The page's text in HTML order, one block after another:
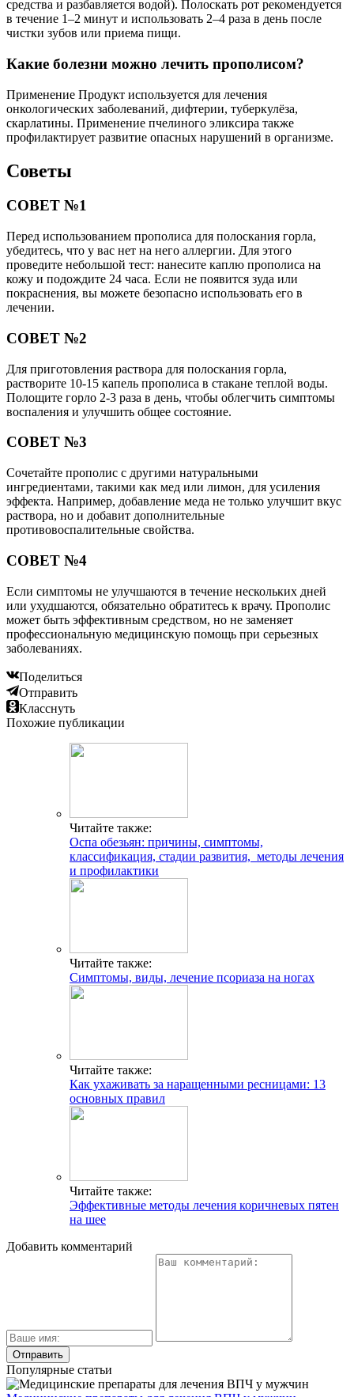
средства и разбавляется водой). Полоскать рот рекомендуется
в течение 1–2 минут и использовать 2–4 раза в день после
чистки зубов или приема пищи.
Какие болезни можно лечить прополисом?
Применение Продукт используется для лечения
онкологических заболеваний, дифтерии, туберкулёза,
скарлатины. Применение пчелиного эликсира также
профилактирует развитие опасных нарушений в организме.
Советы
СОВЕТ №1
Перед использованием прополиса для полоскания горла,
убедитесь, что у вас нет на него аллергии. Для этого
проведите небольшой тест: нанесите каплю прополиса на
кожу и подождите 24 часа. Если не появится зуда или
покраснения, вы можете безопасно использовать его в
лечении.
СОВЕТ №2
Для приготовления раствора для полоскания горла,
растворите 10-15 капель прополиса в стакане теплой воды.
Полощите горло 2-3 раза в день, чтобы облегчить симптомы
воспаления и улучшить общее состояние.
СОВЕТ №3
Сочетайте прополис с другими натуральными
ингредиентами, такими как мед или лимон, для усиления
эффекта. Например, добавление меда не только улучшит вкус
раствора, но и добавит дополнительные
противовоспалительные свойства.
СОВЕТ №4
Если симптомы не улучшаются в течение нескольких дней
или ухудшаются, обязательно обратитесь к врачу. Прополис
может быть эффективным средством, но не заменяет
профессиональную медицинскую помощь при серьезных
заболеваниях.
Поделиться
Отправить
Класснуть
Похожие публикации
Читайте также:
Оспа обезьян: причины, симптомы,
классификация, стадии развития, методы лечения
и профилактики
Читайте также:
Симптомы, виды, лечение псориаза на ногах
Читайте также:
Как ухаживать за наращенными ресницами: 13
основных правил
Читайте также:
Эффективные методы лечения коричневых пятен
на шее
Добавить комментарий
Популярные статьи